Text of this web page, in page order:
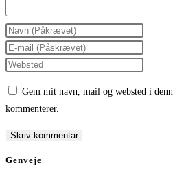
Enter
your
name
comment
Enter
your
comment
Enter
(optional)
Gem mit navn, mail og websted i
kommenterer.
Genveje